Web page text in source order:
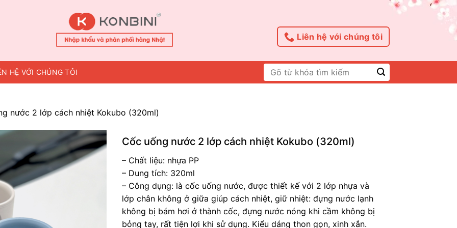
Liên hệ với chúng tôi
HỆ VỚI CHÚNG TÔI
Tìm
kiếm:
nước 2 lớp cách nhiệt Kokubo (320ml)
Cốc uống nước 2 lớp cách nhiệt Kokubo (320ml)
– Chất liệu: nhựa PP
– Dung tích: 320ml
– Công dụng: là cốc uống nước, được thiết kế với 2 lớp nhựa và
lớp chân không ở giữa giúp cách nhiệt, giữ nhiệt: đựng nước lạnh
không bị bám hơi ở thành cốc, đựng nước nóng khi cầm không bị
bỏng tay, rất tiện lợi khi sử dụng. Kiểu dáng thon gọn, xinh xắn.